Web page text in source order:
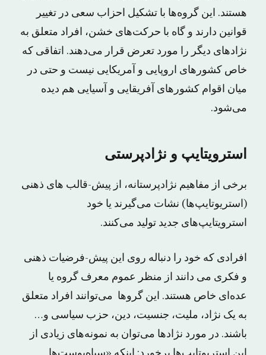
هستند. این گروه‌ها با تشکیل احزاب سعی در تغییر
قوانین دارند و گاه با حرکت‌های خشن، افراد متعلق به
نژادهای دیگر را مورد تعرض قرار می‌دهند. اتفاقی که
خاص کشورهای اروپایی و آمریکایی نیست و حتی در
میان اقوام کشورهای آفریقایی و آسیایی هم دیده
می‌شود.
استرویتایپ و نژادپرستی
برخی از مفاهیم نژادپرستانه، از پیش-قالب های ذهنی
(استریوتایپ‌ها) نشات می‌گیرند یا خود
استرویتایپ‌های جدید تولید می‌کنند.
افرادی که خود را دنباله روی این پیش-فرضیات ذهنی
و فکری می دانند از منظر عموم معرف گروه یا
عده‌ای خاص هستند. این گروها می‌توانند افراد متعلق
به یک نژاد، ملیت، جنسیت، دین، حزب سیاسی و…
باشند. در مورد نژادها می‌توان به نمونه‌های زیادی از